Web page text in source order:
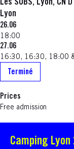
Les SUBS, Lyon, CN
Lyon
26.06
18:00
27.06
16:30, 16:30, 18:00
Terminé
Prices
Free admission
Camping Lyon
S'ouvre dans une